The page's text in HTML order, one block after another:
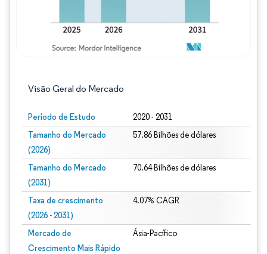
Visão Geral do Mercado
Período de Estudo 2020 - 2031
Tamanho do Mercado
(2026)
57.86 Bilhões de dólares
Tamanho do Mercado
(2031)
70.64 Bilhões de dólares
Taxa de crescimento
(2026 - 2031)
4.07% CAGR
Mercado de
Crescimento Mais Rápido
Ásia-Pacífico